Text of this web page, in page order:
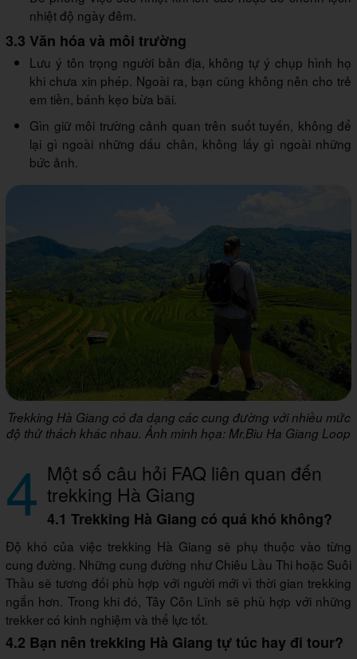
nhiệt độ ngày đêm.
3.3 Văn hóa và môi trường
Lưu ý tôn trọng người bản địa, không tự ý chụp hình họ
khi chưa xin phép. Ngoài ra, bạn cũng không nên cho trẻ
em tiền, bánh kẹo bừa bãi.
Gìn giữ môi trường cảnh quan trên suốt tuyến, không để
lại gì ngoài những dấu chân, không lấy gì ngoài những
bức ảnh.
Trekking Hà Giang có đa dạng các cung đường với nhiều mức
độ thử thách khác nhau. Ảnh minh họa: Mr.Biu Ha Giang Loop
4 Một số câu hỏi FAQ liên quan đến
trekking Hà Giang
4.1 Trekking Hà Giang có quá khó không?
Độ khó của việc trekking Hà Giang sẽ phụ thuộc vào từng
cung đường. Những cung đường như Chiêu Lầu Thi hoặc Suôi
Thầu sẽ tương đối phù hợp với người mới vì thời gian trekking
ngắn hơn. Trong khi đó, Tây Côn Lĩnh sẽ phù hợp với những
trekker có kinh nghiệm và thể lực tốt.
4.2 Bạn nên trekking Hà Giang tự túc hay đi tour?